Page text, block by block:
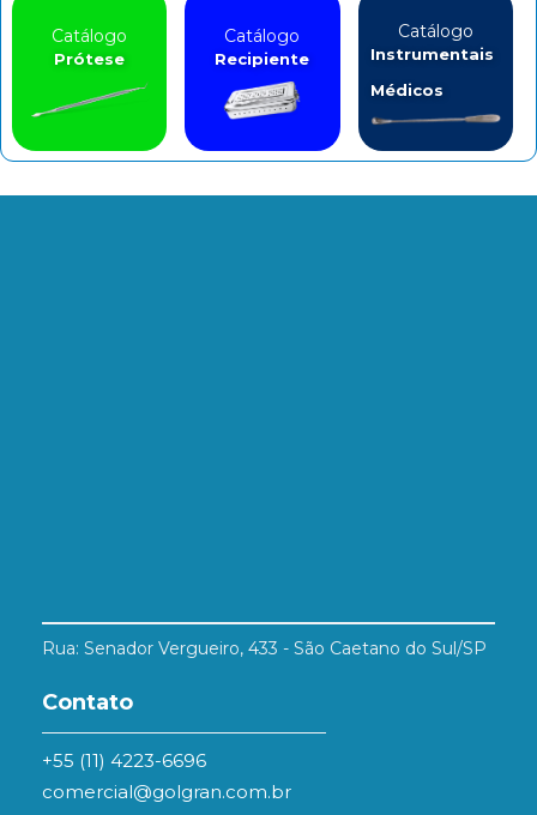
Catálogo
Prótese
Catálogo
Recipiente
Catálogo
Instrumentais
Médicos
Rua: Senador Vergueiro, 433 - São Caetano do Sul/SP
Contato
+55 (11) 4223-6696
comercial@golgran.com.br